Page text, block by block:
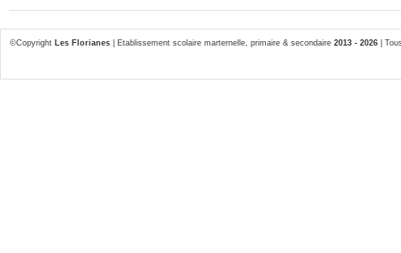
©Copyright Les Florianes | Etablissement scolaire marternelle, primaire & secondaire 2013 - 2026 |